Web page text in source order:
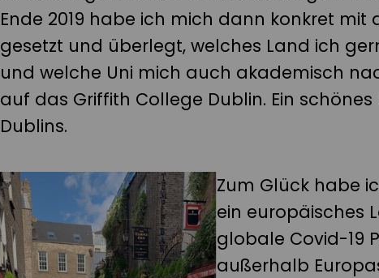
Ende 2019 habe ich mich dann konkret
gesetzt und überlegt, welches Land ich
und welche Uni mich auch akademisch
auf das Griffith College Dublin. Ein schönes
Dublins.
Zum Glück habe
ein europäisches
globale Covid-19
außerhalb